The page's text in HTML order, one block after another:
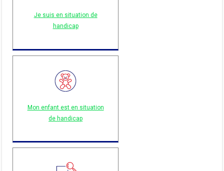
Je suis en situation de
handicap
Mon enfant est en situation
de handicap